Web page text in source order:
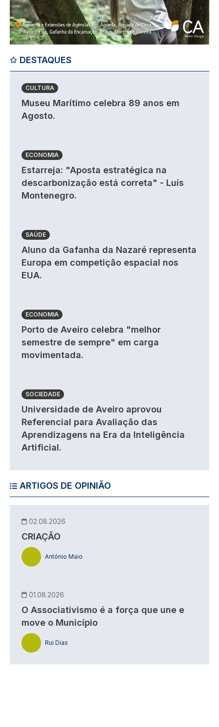
DESTAQUES
CULTURA
Museu Marítimo celebra 89 anos em
Agosto.
ECONOMIA
Estarreja: "Aposta estratégica na
descarbonização está correta" - Luís
Montenegro.
SAÚDE
Aluno da Gafanha da Nazaré representa
Europa em competição espacial nos
EUA.
ECONOMIA
Porto de Aveiro celebra "melhor
semestre de sempre" em carga
movimentada.
SOCIEDADE
Universidade de Aveiro aprovou
Referencial para Avaliação das
Aprendizagens na Era da Inteligência
Artificial.
ARTIGOS DE OPINIÃO
02.08.2026
CRIAÇÃO
António Maio
01.08.2026
O Associativismo é a força que une e
move o Município
Rui Dias